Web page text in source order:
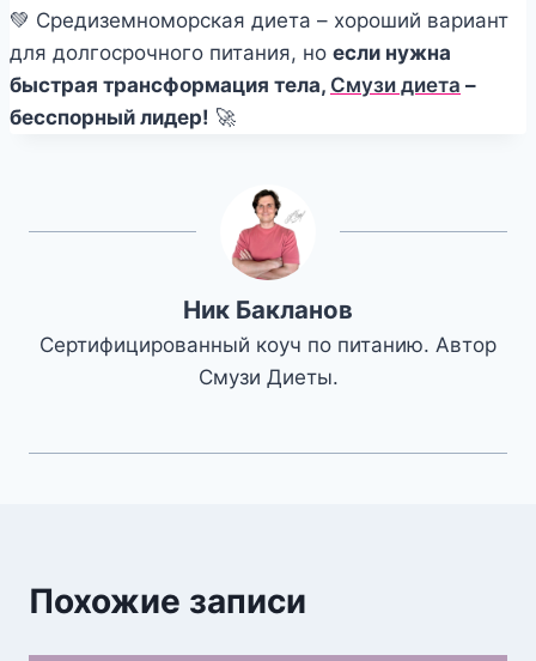
💚 Средиземноморская диета – хороший вариант
для долгосрочного питания, но если нужна
быстрая трансформация тела, Смузи диета –
бесспорный лидер! 🚀
Ник Бакланов
Сертифицированный коуч по питанию. Автор
Смузи Диеты.
Похожие записи